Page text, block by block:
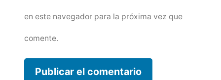
en este navegador para la próxima vez que
comente.